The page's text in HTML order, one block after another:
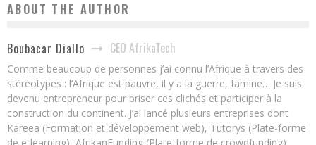
ABOUT THE AUTHOR
Boubacar Diallo CEO AfrikaTech
Comme beaucoup de personnes j’ai connu l’Afrique à travers des
stéréotypes : l’Afrique est pauvre, il y a la guerre, famine… Je suis
devenu entrepreneur pour briser ces clichés et participer à la
construction du continent. J’ai lancé plusieurs entreprises dont
Kareea (Formation et développement web), Tutorys (Plate-forme